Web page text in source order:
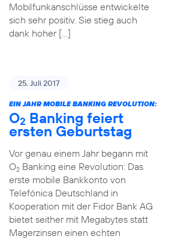
Mobilfunkanschlüsse entwickelte
sich sehr positiv. Sie stieg auch
dank hoher […]
25. Juli 2017
EIN JAHR MOBILE BANKING REVOLUTION:
O2 Banking feiert
ersten Geburtstag
Vor genau einem Jahr begann mit
O2Banking eine Revolution: Das
erste mobile Bankkonto von
Telefónica Deutschland in
Kooperation mit der Fidor Bank AG
bietet seither mit Megabytes statt
Magerzinsen einen echten